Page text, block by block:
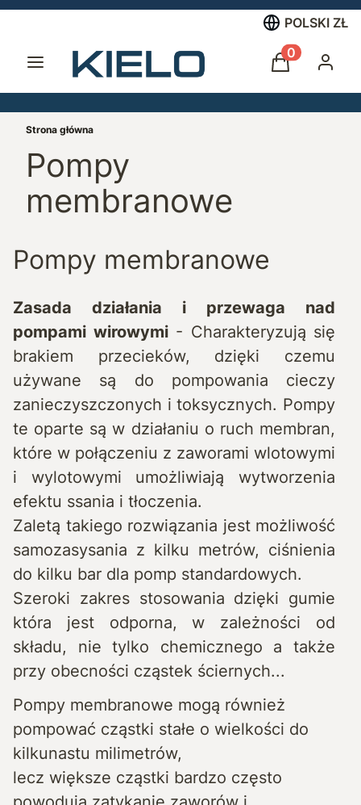
POLSKI ZŁ
Menu Produkty w
Koszyk
Strona główna
Pompy
membranowe
Pompy membranowe
Zasada działania i przewaga nad
pompami wirowymi- Charakteryzują się
brakiem przecieków, dzięki czemu
używane są do pompowania cieczy
zanieczyszczonych i toksycznych. Pompy
te oparte są w działaniu o ruch membran,
które w połączeniu z zaworami wlotowymi
i wylotowymi umożliwiają wytworzenia
efektu ssania i tłoczenia.
Zaletą takiego rozwiązania jest możliwość
samozasysania z kilku metrów, ciśnienia
do kilku bar dla pomp standardowych.
Szeroki zakres stosowania dzięki gumie
która jest odporna, w zależności od
składu, nie tylko chemicznego a także
przy obecności cząstek ściernych...
Pompy membranowe mogą również
pompować cząstki stałe o wielkości do
kilkunastu milimetrów,
lecz większe cząstki bardzo często